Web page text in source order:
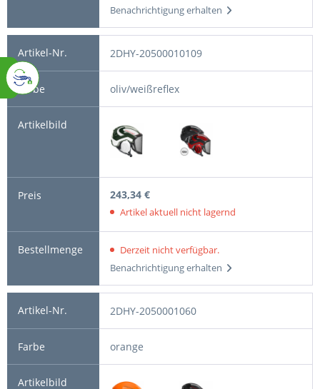
Benachrichtigung erhalten
2DHY-20500010109
oliv/weißreflex
243,34 €
Artikel aktuell nicht lagernd
Derzeit nicht verfügbar.
Benachrichtigung erhalten
2DHY-2050001060
orange